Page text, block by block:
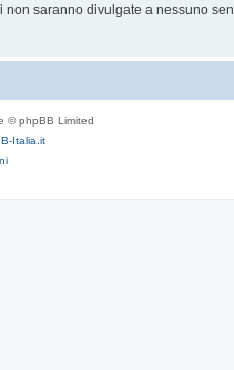
saranno divulgate a nessuno
© phpBB Limited
Italia.it